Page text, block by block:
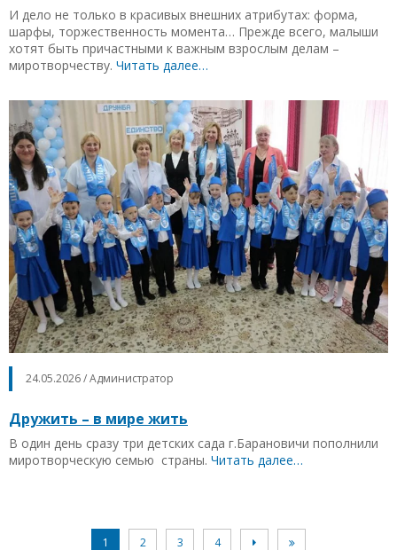
И дело не только в красивых внешних атрибутах: форма,
шарфы, торжественность момента… Прежде всего, малыши
хотят быть причастными к важным взрослым делам –
миротворчеству. Читать далее…
24.05.2026 / Администратор
Дружить – в мире жить
В один день сразу три детских сада г.Барановичи пополнили
миротворческую семью страны. Читать далее…
1 2 3 4  